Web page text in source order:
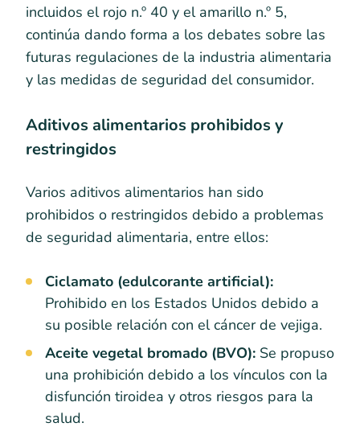
incluidos el rojo n.º 40 y el amarillo n.º 5,
continúa dando forma a los debates sobre las
futuras regulaciones de la industria alimentaria
y las medidas de seguridad del consumidor.
Aditivos alimentarios prohibidos y
restringidos
Varios aditivos alimentarios han sido
prohibidos o restringidos debido a problemas
de seguridad alimentaria, entre ellos:
Ciclamato (edulcorante artificial):
Prohibido en los Estados Unidos debido a
su posible relación con el cáncer de vejiga.
Aceite vegetal bromado (BVO): Se propuso
una prohibición debido a los vínculos con la
disfunción tiroidea y otros riesgos para la
salud.